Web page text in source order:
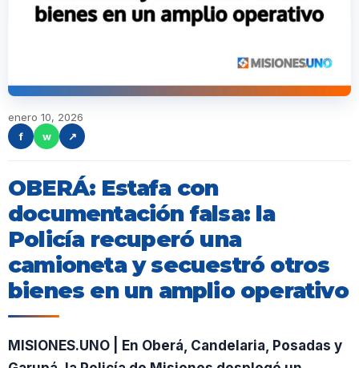
enero 10, 2026
f
w ↗
OBERÁ: Estafa con
documentación falsa: la
Policía recuperó una
camioneta y secuestró otros
bienes en un amplio operativo
MISIONES.UNO | En Oberá, Candelaria, Posadas y